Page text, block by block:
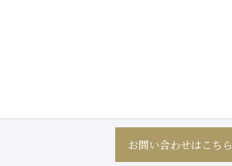
お問い合わせはこちら